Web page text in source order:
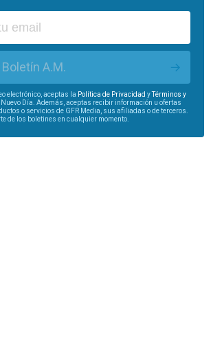
A.M.
electrónico, aceptas la Política de Privacidad yTérminos y
Nuevo Día. Además, aceptas recibir información u ofertas
o servicios de GFR Media, sus afiliadas o de terceros.
de los boletines en cualquier momento.